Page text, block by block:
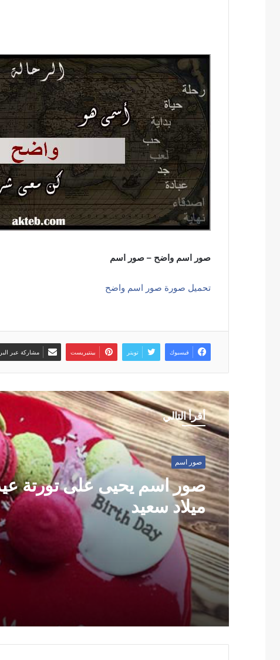
صور اسم واضح – صور اسم
تحميل صورة صور اسم واضح
فيسبوك تويتر بينتيريست مشاركة عبر
أقرأ التالي
صور اسم
صور اسم يحيى على تورتة
ميلاد سعيد